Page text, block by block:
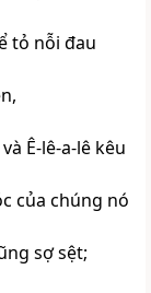
tỏ nỗi đau
Ê-lê-a-lê kêu
của chúng nó
sợ sệt;